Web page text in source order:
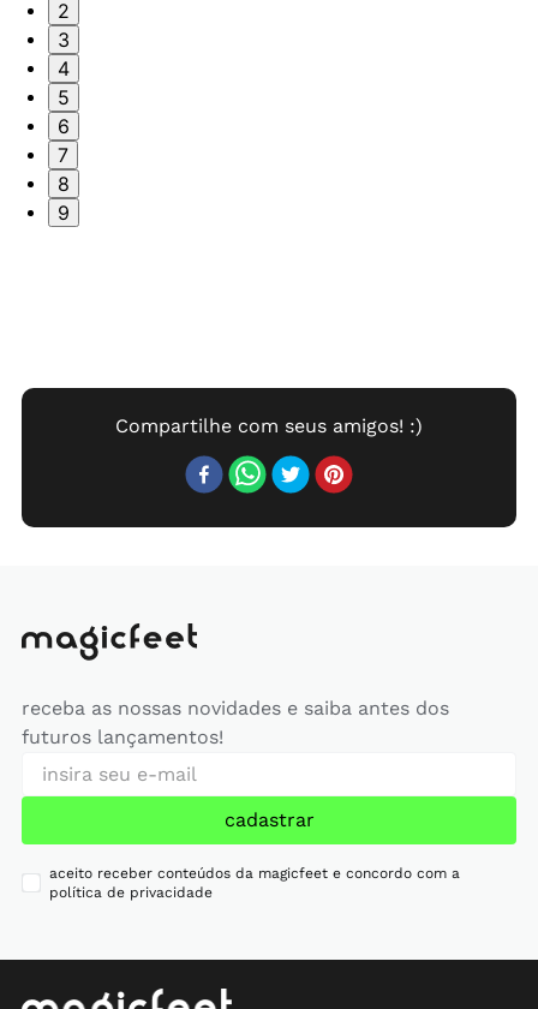
2
3
4
5
6
7
8
9
receba as nossas novidades e saiba antes dos
futuros lançamentos!
cadastrar
aceito receber conteúdos da magicfeet e concordo com a
política de privacidade